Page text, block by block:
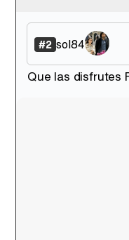
#2 sol84
Que las disfrutes